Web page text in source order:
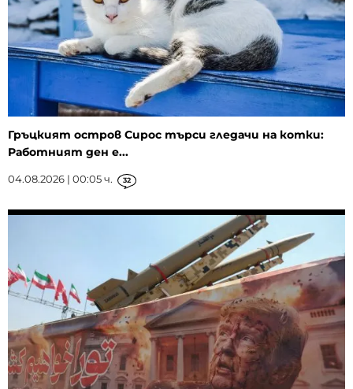
Гръцкият остров Сирос търси гледачи на котки:
Работният ден е...
04.08.2026 | 00:05 ч. 32